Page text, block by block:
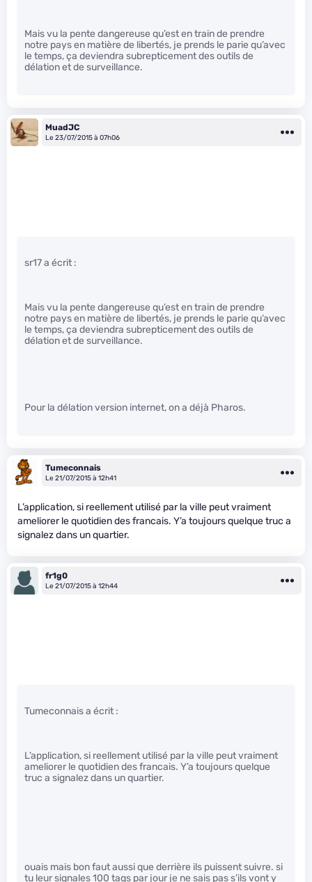
Mais vu la pente dangereuse qu’est en train de prendre
notre pays en matière de libertés, je prends le parie qu’avec
le temps, ça deviendra subrepticement des outils de
délation et de surveillance.
MuadJC
Le 23/07/2015 à 07h06
sr17 a écrit :
Mais vu la pente dangereuse qu’est en train de prendre
notre pays en matière de libertés, je prends le parie qu’avec
le temps, ça deviendra subrepticement des outils de
délation et de surveillance.
Pour la délation version internet, on a déjà Pharos.
Tumeconnais
Le 21/07/2015 à 12h41
L’application, si reellement utilisé par la ville peut vraiment
ameliorer le quotidien des francais. Y’a toujours quelque truc a
signalez dans un quartier.
fr1g0
Le 21/07/2015 à 12h44
Tumeconnais a écrit :
L’application, si reellement utilisé par la ville peut vraiment
ameliorer le quotidien des francais. Y’a toujours quelque
truc a signalez dans un quartier.
ouais mais bon faut aussi que derrière ils puissent suivre. si
tu leur signales 100 tags par jour je ne sais pas s’ils vont y